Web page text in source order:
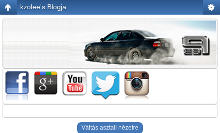
kzolee's Blogja
Váltás asztali nézetre